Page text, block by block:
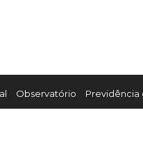
Observatório Previdência